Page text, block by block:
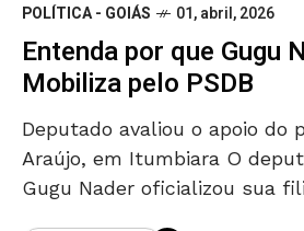
POLÍTICA - GOIÁS 01, abril, 2026
Entenda por que Gugu
Mobiliza pelo PSDB
Deputado avaliou o apoio do
Araújo, em Itumbiara O
Gugu Nader oficializou sua